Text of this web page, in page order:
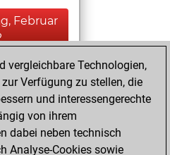
Februar
achieved a
of 2
Fritz
a new Elo
vergleichbare Technologien,
Verfügung zu stellen, die
und interessengerechte
von ihrem
dabei neben technisch
Analyse-Cookies sowie